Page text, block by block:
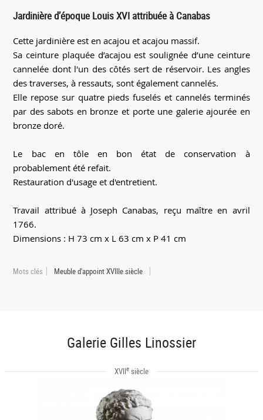
Jardinière d’époque Louis XVI attribuée à Canabas
Cette jardinière est en acajou et acajou massif.
Sa ceinture plaquée d’acajou est soulignée d’une ceinture
cannelée dont l'un des côtés sert de réservoir. Les angles
des traverses, à ressauts, sont également cannelés.
Elle repose sur quatre pieds fuselés et cannelés terminés
par des sabots en bronze et porte une galerie ajourée en
bronze doré.
Le bac en tôle en bon état de conservation à
probablement été refait.
Restauration d'usage et d'entretient.
Travail attribué à Joseph Canabas, reçu maître en avril
1766.
Dimensions : H 73 cm x L 63 cm x P 41 cm
Mots clés Meuble d'appoint XVIIIe siècle
Galerie Gilles Linossier
XVIIesiècle